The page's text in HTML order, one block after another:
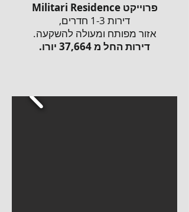
פרוייקט Militari Residence
דירות 1-3 חדרים,
אזור מפותח ומעולה להשקעה.
דירות החל מ 37,664 יורו.